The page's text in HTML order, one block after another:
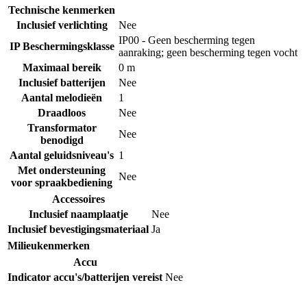
Technische kenmerken
Inclusief verlichting
Nee
IP Beschermingsklasse
IP00 - Geen bescherming tegen
aanraking; geen bescherming tegen vocht
Maximaal bereik
0 m
Inclusief batterijen
Nee
Aantal melodieën
1
Draadloos
Nee
Transformator
benodigd
Nee
Aantal geluidsniveau's 1
Met ondersteuning
voor spraakbediening
Nee
Accessoires
Inclusief naamplaatje
Nee
Inclusief bevestigingsmateriaal Ja
Milieukenmerken
Accu
Indicator accu's/batterijen vereist Nee